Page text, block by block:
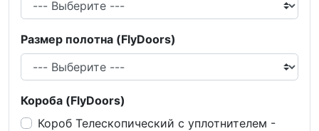
Размер полотна (FlyDoors)
Короба (FlyDoors)
Короб Телескопический с уплотнителем -